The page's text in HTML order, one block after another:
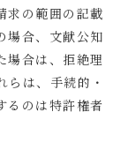
求の範囲の記載
場合、文献公知
場合は、拒絶理
は、手続的・
るのは特許権者